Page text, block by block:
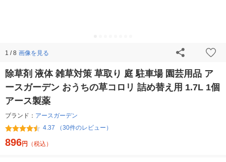
1 / 8 画像を見る
除草剤 液体 雑草対策 草取り 庭 駐車場 園芸用品 ア
ースガーデン おうちの草コロリ 詰め替え用 1.7L 1個
アース製薬
ブランド： アースガーデン
4.37 （30件のレビュー）
896円 （税込）